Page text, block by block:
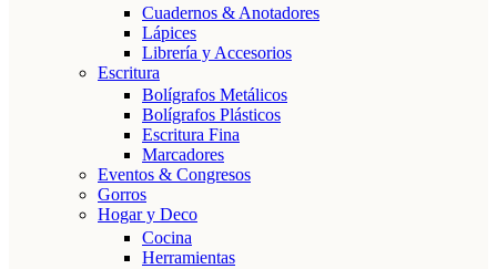
Cuadernos & Anotadores
Lápices
Librería y Accesorios
Escritura
Bolígrafos Metálicos
Bolígrafos Plásticos
Escritura Fina
Marcadores
Eventos & Congresos
Gorros
Hogar y Deco
Cocina
Herramientas